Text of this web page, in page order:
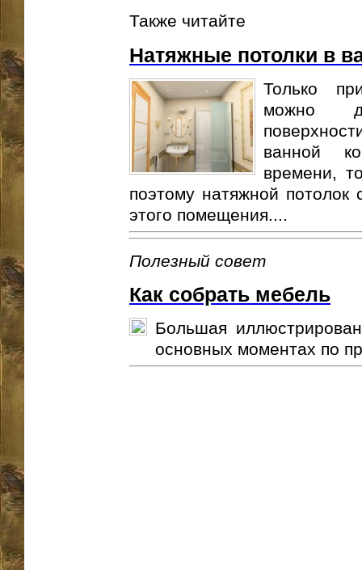
Также читайте
Натяжные потолки в
Только
можно
ванной
времени,
поэтому натяжной
этого помещения....
Полезный совет
Как собрать мебель
Большая
основных моментах по